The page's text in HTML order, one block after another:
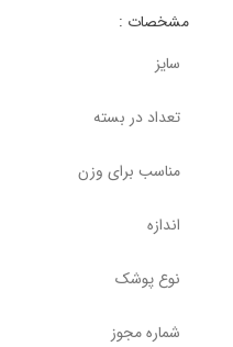
مشخصات :
سایز
تعداد در بسته
مناسب برای وزن
اندازه
نوع پوشک
شماره مجوز